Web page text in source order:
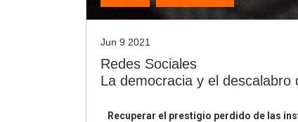
Jun 9 2021
Redes Sociales
La democracia y el descalabro
Recuperar el prestigio perdido de las